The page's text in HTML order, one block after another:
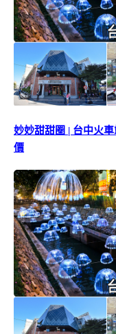
妙妙甜甜圈 | 台中火
價